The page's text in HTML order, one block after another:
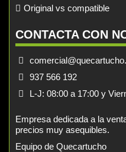
Original vs compatible
CONTACTA CON
937 566 192
L-J: 08:00 a 17:00 y
Empresa dedicada a la
precios muy asequibles.
Equipo de Quecartucho